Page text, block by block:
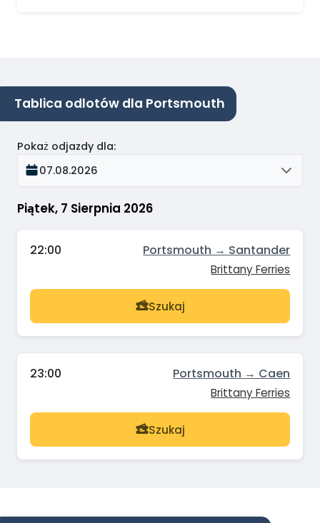
Tablica odlotów dla Portsmouth
Piątek, 7 Sierpnia 2026
Pokaż odjazdy dla:
07.08.2026
22:00 Portsmouth → Santander
Brittany Ferries
Szukaj
23:00 Portsmouth → Caen
Brittany Ferries
Szukaj